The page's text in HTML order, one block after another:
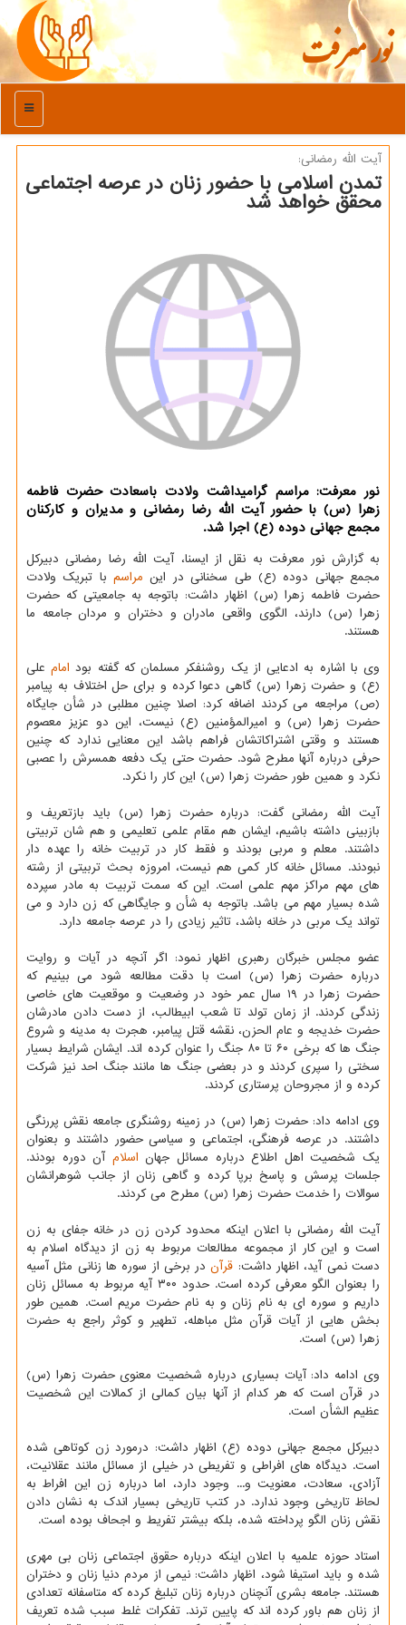
نور معرفت
منو
آیت الله رمضانی:
تمدن اسلامی با حضور زنان در عرصه اجتماعی
محقق خواهد شد
نور معرفت: مراسم گرامیداشت ولادت باسعادت حضرت فاطمه
زهرا (س) با حضور آیت الله رضا رمضانی و مدیران و کارکنان
مجمع جهانی دوده (ع) اجرا شد.
به گزارش نور معرفت به نقل از ایسنا، آیت الله رضا رمضانی دبیرکل
مجمع جهانی دوده (ع) طی سخنانی در این مراسمبا تبریک ولادت
حضرت فاطمه زهرا (س) اظهار داشت: باتوجه به جامعیتی که حضرت
زهرا (س) دارند، الگوی واقعی مادران و دختران و مردان جامعه ما
هستند.
وی با اشاره به ادعایی از یک روشنفکر مسلمان که گفته بود امامعلی
(ع) و حضرت زهرا (س) گاهی دعوا کرده و برای حل اختلاف به پیامبر
(ص) مراجعه می کردند اضافه کرد: اصلا چنین مطلبی در شأن جایگاه
حضرت زهرا (س) و امیرالمؤمنین (ع) نیست، این دو عزیز معصوم
هستند و وقتی اشتراکاتشان فراهم باشد این معنایی ندارد که چنین
حرفی درباره آنها مطرح شود. حضرت حتی یک دفعه همسرش را عصبی
نکرد و همین طور حضرت زهرا (س) این کار را نکرد.
آیت الله رمضانی گفت: درباره حضرت زهرا (س) باید بازتعریف و
بازبینی داشته باشیم، ایشان هم مقام علمی تعلیمی و هم شان تربیتی
داشتند. معلم و مربی بودند و فقط کار در تربیت خانه را عهده دار
نبودند. مسائل خانه کار کمی هم نیست، امروزه بحث تربیتی از رشته
های مهم مراکز مهم علمی است. این که سمت تربیت به مادر سپرده
شده بسیار مهم می باشد. باتوجه به شأن و جایگاهی که زن دارد و می
تواند یک مربی در خانه باشد، تاثیر زیادی را در عرصه جامعه دارد.
عضو مجلس خبرگان رهبری اظهار نمود: اگر آنچه در آیات و روایت
درباره حضرت زهرا (س) است با دقت مطالعه شود می بینیم که
حضرت زهرا در ۱۹ سال عمر خود در وضعیت و موقعیت های خاصی
زندگی کردند. از زمان تولد تا شعب ابیطالب، از دست دادن مادرشان
حضرت خدیجه و عام الحزن، نقشه قتل پیامبر، هجرت به مدینه و شروع
جنگ ها که برخی ۶۰ تا ۸۰ جنگ را عنوان کرده اند. ایشان شرایط بسیار
سختی را سپری کردند و در بعضی جنگ ها مانند جنگ احد نیز شرکت
کرده و از مجروحان پرستاری کردند.
وی ادامه داد: حضرت زهرا (س) در زمینه روشنگری جامعه نقش پررنگی
داشتند. در عرصه فرهنگی، اجتماعی و سیاسی حضور داشتند و بعنوان
یک شخصیت اهل اطلاع درباره مسائل جهان اسلام آن دوره بودند.
جلسات پرسش و پاسخ برپا کرده و گاهی زنان از جانب شوهرانشان
سوالات را خدمت حضرت زهرا (س) مطرح می کردند.
آیت الله رمضانی با اعلان اینکه محدود کردن زن در خانه جفای به زن
است و این کار از مجموعه مطالعات مربوط به زن از دیدگاه اسلام به
دست نمی آید، اظهار داشت: قرآندر برخی از سوره ها زنانی مثل آسیه
را بعنوان الگو معرفی کرده است. حدود ۳۰۰ آیه مربوط به مسائل زنان
داریم و سوره ای به نام زنان و به نام حضرت مریم است. همین طور
بخش هایی از آیات قرآن مثل مباهله، تطهیر و کوثر راجع به حضرت
زهرا (س) است.
وی ادامه داد: آیات بسیاری درباره شخصیت معنوی حضرت زهرا (س)
در قرآن است که هر کدام از آنها بیان کمالی از کمالات این شخصیت
عظیم الشأن است.
دبیرکل مجمع جهانی دوده (ع) اظهار داشت: درمورد زن کوتاهی شده
است. دیدگاه های افراطی و تفریطی در خیلی از مسائل مانند عقلانیت،
آزادی، سعادت، معنویت و... وجود دارد، اما درباره زن این افراط به
لحاظ تاریخی وجود ندارد. در کتب تاریخی بسیار اندک به نشان دادن
نقش زنان الگو پرداخته شده، بلکه بیشتر تفریط و اجحاف بوده است.
استاد حوزه علمیه با اعلان اینکه درباره حقوق اجتماعی زنان بی مهری
شده و باید استیفا شود، اظهار داشت: نیمی از مردم دنیا زنان و دختران
هستند. جامعه بشری آنچنان درباره زنان تبلیغ کرده که متاسفانه تعدادی
از زنان هم باور کرده اند که پایین ترند. تفکرات غلط سبب شده تعریف